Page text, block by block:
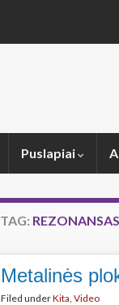
Puslapiai
TAG:
Metalinės
Filed underKita, Video